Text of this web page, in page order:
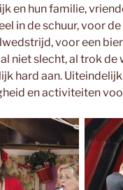
en hun familie,
in de schuur, voor
voor een
niet slecht, al trok de
hard aan.
en activiteiten